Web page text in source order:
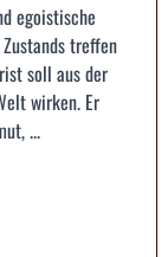
egoistische
treffen
soll aus der
wirken. Er
...